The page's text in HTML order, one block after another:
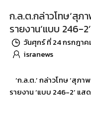
ก.ล.ต.กล่าวโทษ‘สุภ
รายงาน‘แบบ 246-
วันศุกร์ ที่ 24 กรกฎาค
isranews
‘ก.ล.ต.’ กล่าวโทษ ‘สุภ
รายงาน ‘แบบ 246-2’ แส